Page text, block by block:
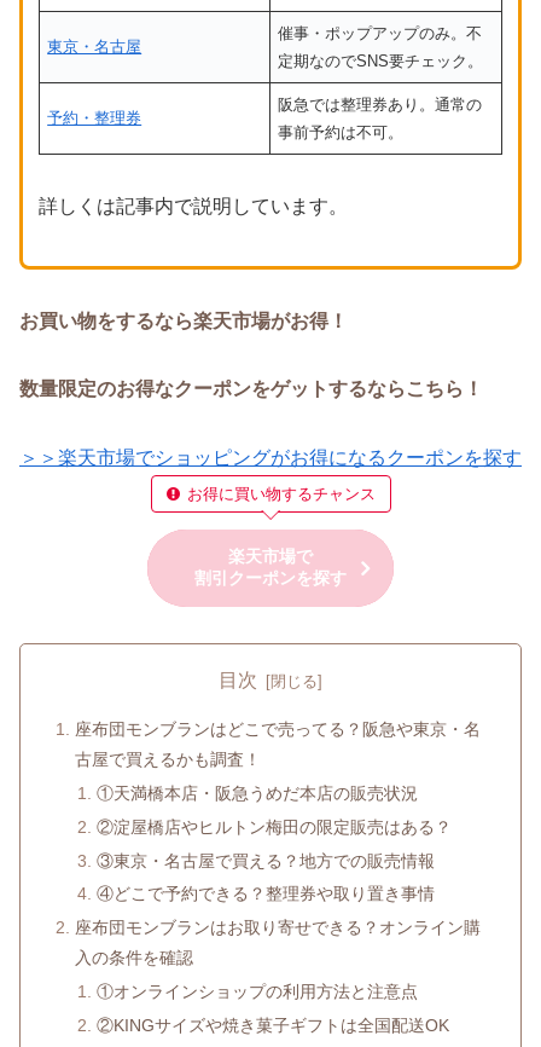
東京・名古屋
催事・ポップアップのみ。不
定期なのでSNS要チェック。
予約・整理券
阪急では整理券あり。通常の
事前予約は不可。
詳しくは記事内で説明しています。
お買い物をするなら楽天市場がお得！
数量限定のお得なクーポンをゲットするならこちら！
＞＞楽天市場でショッピングがお得になるクーポンを探す
お得に買い物するチャンス
楽天市場で
割引クーポンを探す
目次
座布団モンブランはどこで売ってる？阪急や東京・名
古屋で買えるかも調査！
①天満橋本店・阪急うめだ本店の販売状況
②淀屋橋店やヒルトン梅田の限定販売はある？
③東京・名古屋で買える？地方での販売情報
④どこで予約できる？整理券や取り置き事情
座布団モンブランはお取り寄せできる？オンライン購
入の条件を確認
①オンラインショップの利用方法と注意点
②KINGサイズや焼き菓子ギフトは全国配送OK